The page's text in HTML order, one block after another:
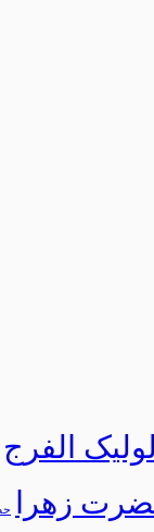
الفرج
زهرا